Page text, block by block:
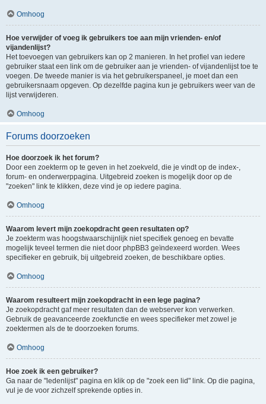
Omhoog
Hoe verwijder of voeg ik gebruikers toe aan mijn vrienden- en/of
vijandenlijst?
Het toevoegen van gebruikers kan op 2 manieren. In het profiel van iedere
gebruiker staat een link om de gebruiker aan je vrienden- of vijandenlijst toe te
voegen. De tweede manier is via het gebruikerspaneel, je moet dan een
gebruikersnaam opgeven. Op dezelfde pagina kun je gebruikers weer van de
lijst verwijderen.
Omhoog
Forums doorzoeken
Hoe doorzoek ik het forum?
Door een zoekterm op te geven in het zoekveld, die je vindt op de index-,
forum- en onderwerppagina. Uitgebreid zoeken is mogelijk door op de
"zoeken" link te klikken, deze vind je op iedere pagina.
Omhoog
Waarom levert mijn zoekopdracht geen resultaten op?
Je zoekterm was hoogstwaarschijnlijk niet specifiek genoeg en bevatte
mogelijk teveel termen die niet door phpBB3 geïndexeerd worden. Wees
specifieker en gebruik, bij uitgebreid zoeken, de beschikbare opties.
Omhoog
Waarom resulteert mijn zoekopdracht in een lege pagina?
Je zoekopdracht gaf meer resultaten dan de webserver kon verwerken.
Gebruik de geavanceerde zoekfunctie en wees specifieker met zowel je
zoektermen als de te doorzoeken forums.
Omhoog
Hoe zoek ik een gebruiker?
Ga naar de "ledenlijst" pagina en klik op de "zoek een lid" link. Op die pagina,
vul je de voor zichzelf sprekende opties in.